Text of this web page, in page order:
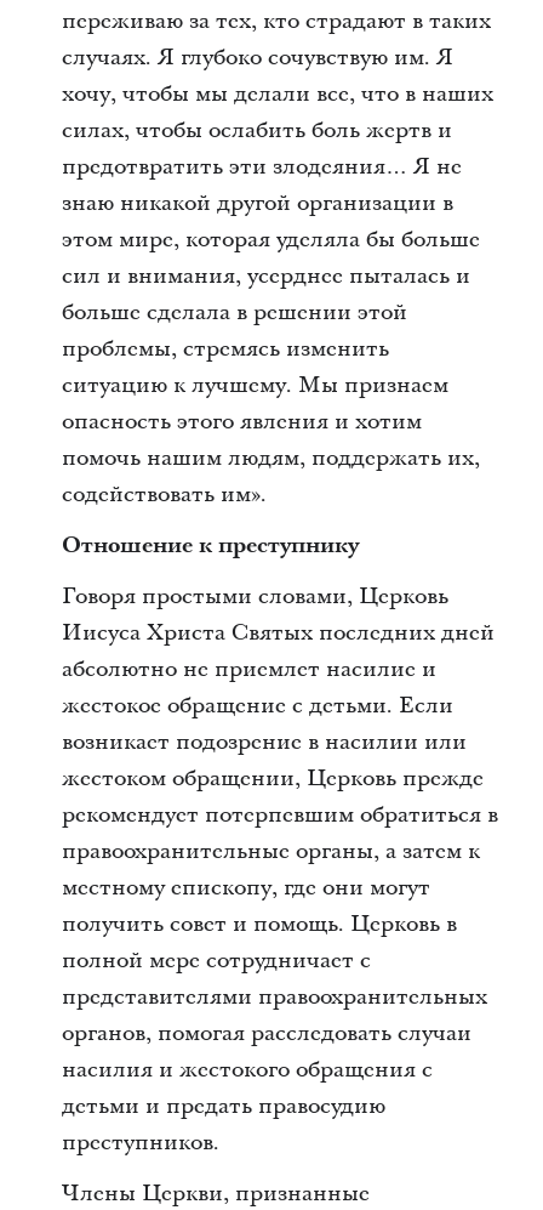
переживаю за тех, кто страдают в таких
случаях. Я глубоко сочувствую им. Я
хочу, чтобы мы делали все, что в наших
силах, чтобы ослабить боль жертв и
предотвратить эти злодеяния… Я не
знаю никакой другой организации в
этом мире, которая уделяла бы больше
сил и внимания, усерднее пыталась и
больше сделала в решении этой
проблемы, стремясь изменить
ситуацию к лучшему. Мы признаем
опасность этого явления и хотим
помочь нашим людям, поддержать их,
содействовать им».
Отношение к преступнику
Говоря простыми словами, Церковь
Иисуса Христа Святых последних дней
абсолютно не приемлет насилие и
жестокое обращение с детьми. Если
возникает подозрение в насилии или
жестоком обращении, Церковь прежде
рекомендует потерпевшим обратиться в
правоохранительные органы, а затем к
местному епископу, где они могут
получить совет и помощь. Церковь в
полной мере сотрудничает с
представителями правоохранительных
органов, помогая расследовать случаи
насилия и жестокого обращения с
детьми и предать правосудию
преступников.
Члены Церкви, признанные